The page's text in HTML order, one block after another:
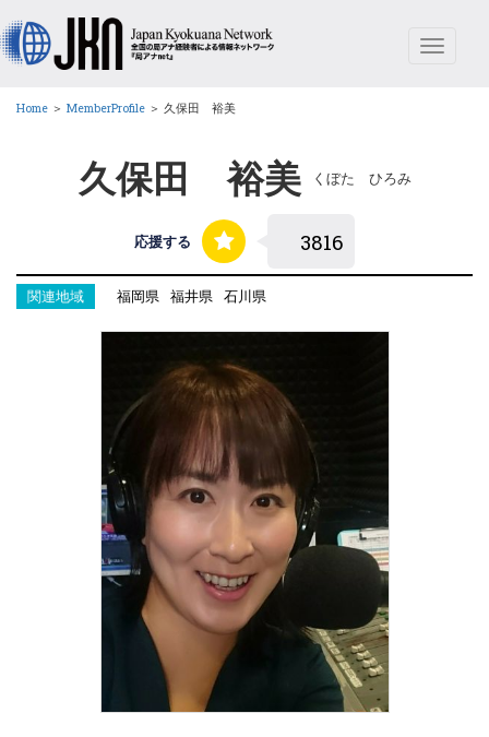
Toggle
Home ＞ MemberProfile ＞ 久保田 裕美
久保田 裕美 くぼた ひろみ
応援する
関連地域 福岡県 福井県 石川県